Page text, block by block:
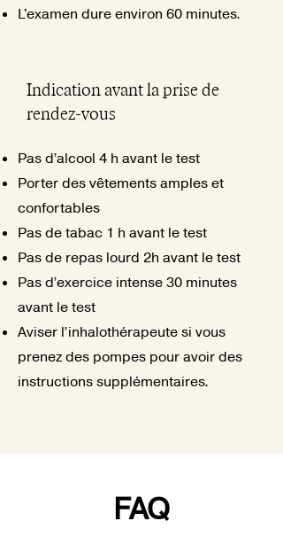
L'examen dure environ 60 minutes.
Indication avant la prise de
rendez-vous
Pas d’alcool 4 h avant le test
Porter des vêtements amples et
confortables
Pas de tabac 1 h avant le test
Pas de repas lourd 2h avant le test
Pas d’exercice intense 30 minutes
avant le test
Aviser l’inhalothérapeute si vous
prenez des pompes pour avoir des
instructions supplémentaires.
FAQ